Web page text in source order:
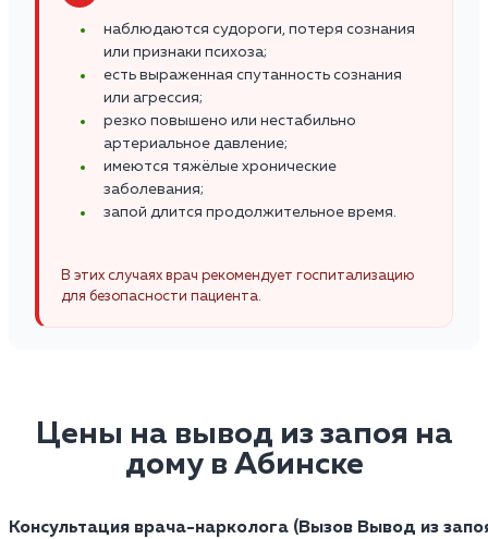
наблюдаются судороги, потеря сознания
или признаки психоза;
есть выраженная спутанность сознания
или агрессия;
резко повышено или нестабильно
артериальное давление;
имеются тяжёлые хронические
заболевания;
запой длится продолжительное время.
В этих случаях врач рекомендует госпитализацию
для безопасности пациента.
Цены на вывод из запоя на
дому в Абинске
Консультация врача-нарколога (Вызов Вывод из